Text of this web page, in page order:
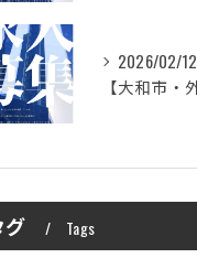
2026/02/12
グ Tags